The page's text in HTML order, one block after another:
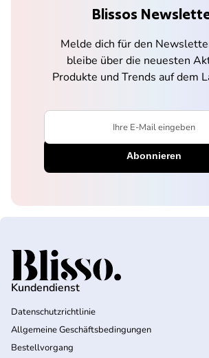
Blissos
Melde dich für den
bleibe über die neuesten
Produkte und Trends auf dem
Ihre E-Mail eingeben
Startseite
Kundendienst
Datenschutzrichtlinie
Allgemeine Geschäftsbedingungen
Bestellvorgang